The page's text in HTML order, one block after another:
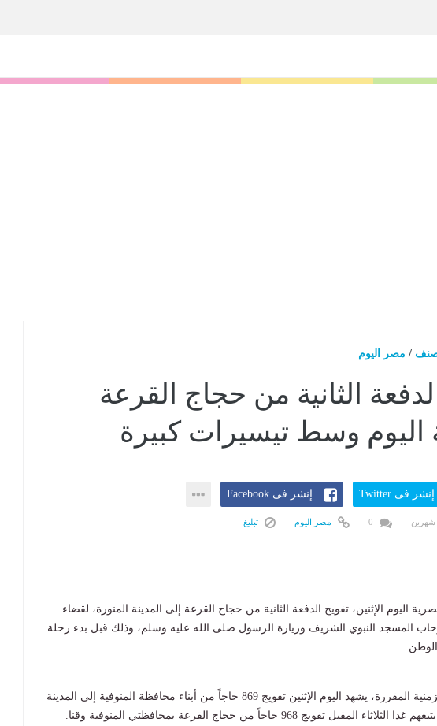
/ مصر اليوم
الثانية من حجاج القرعة
اليوم وسط تيسيرات كبيرة
إنشر فى Twitter إنشر فى Facebook
شهرين مصر اليوم تبليغ
اليوم الإثنين، تفويج الدفعة الثانية من حجاج القرعة إلى المدينة المنورة، لقضاء
المسجد النبوي الشريف وزيارة الرسول صلى الله عليه وسلم، وذلك قبل بدء رحلة
ووفقاً للجداول الزمنية المقررة، يشهد اليوم الإثنين تفويج 869 حاجاً من أبناء محافظة المنوفية إلى المدينة
المقبل تفويج 968 حاجاً من حجاج القرعة بمحافظتي المنوفية وقنا.